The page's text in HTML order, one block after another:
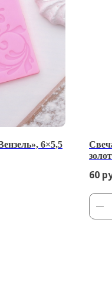
6×5,5
60